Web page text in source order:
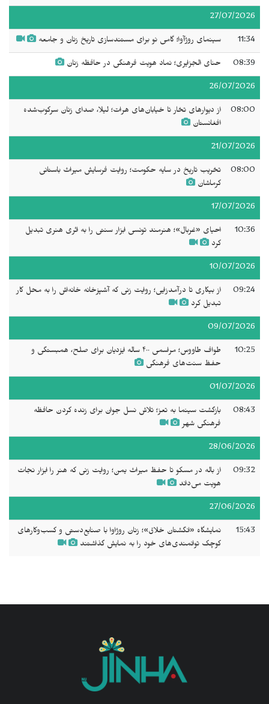
27/07/2026
11:34 سینمای روژآوا؛ گامی نو برای مستندسازی تاریخ زنان و جامعه
08:39 حنای الجزایری؛ نماد هویت فرهنگی در حافظه زنان
26/07/2026
08:00
از دیوارهای تخار تا خیابان‌های هرات؛ لیلا، صدای زنان سرکوب‌شده
افغانستان
21/07/2026
08:00
تخریب تاریخ در سایه حکومت؛ روایت فرسایش میراث باستانی
کرماشان
17/07/2026
10:36
احیای «غربال»؛ هنرمند تونسی ابزار سنتی را به اثری هنری تبدیل
کرد
10/07/2026
09:24
از بیکاری تا درآمدزایی؛ روایت زنی که آشپزخانه خانه‌اش را به محل کار
تبدیل کرد
09/07/2026
10:25
طواف طاووس؛ مراسمی ۴۰۰ ساله ایزدیان برای صلح، همبستگی و
حفظ سنت‌های فرهنگی
01/07/2026
08:43
بازگشت سینما به تعز؛ تلاش نسل جوان برای زنده کردن حافظه
فرهنگی شهر
28/06/2026
09:32
از باله در مسکو تا حفظ میراث یمن؛ روایت زنی که هنر را ابزار نجات
هویت می‌داند
27/06/2026
15:43
نمایشگاه «انگشتان خلاق»؛ زنان روژاوا با صنایع‌دستی و کسب‌وکارهای
کوچک توانمندی‌های خود را به نمایش گذاشتند